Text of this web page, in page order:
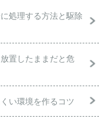
処理する方法と駆除
置したままだと危
い環境を作るコツ